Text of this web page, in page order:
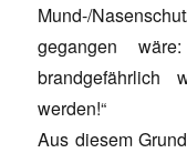
Mund-/
gegangen
brandgefährlich
werden!“
Aus diesem